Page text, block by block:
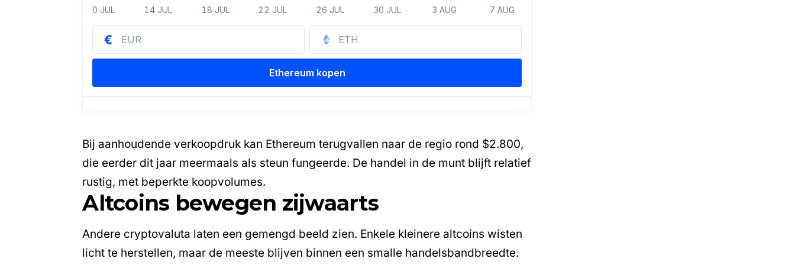
Bij aanhoudende verkoopdruk kan Ethereum terugvallen naar de regio rond $2.800,
die eerder dit jaar meermaals als steun fungeerde. De handel in de munt blijft relatief
rustig, met beperkte koopvolumes.
Altcoins bewegen zijwaarts
Andere cryptovaluta laten een gemengd beeld zien. Enkele kleinerealtcoins wisten
licht te herstellen, maar de meeste blijven binnen een smalle handelsbandbreedte.